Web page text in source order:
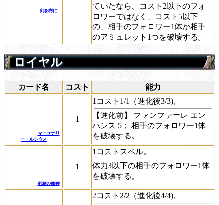
剣を樹に
ていたなら、コスト2以下のフォ
ロワーではなく、コスト5以下
の、相手のフォロワー1体か相手
のアミュレット1つを破壊する。
ロイヤル
カード名 コスト 能力
マーセナリ
ー・ルシウス
1
1コスト1/1（進化後3/3)。
【進化前】 ファンファーレ エン
ハンス 5；
相手のフォロワー1体
を破壊する。
必殺の魔弾
1
1コストスペル。
体力3以下の相手のフォロワー1体
を破壊する。
2コスト2/2（進化後4/4)。